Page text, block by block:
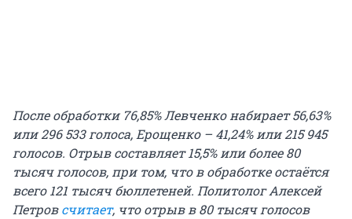
После обработки 76,85% Левченко набирает 56,63%
или 296 533 голоса, Ерощенко – 41,24% или 215 945
голосов. Отрыв составляет 15,5% или более 80
тысяч голосов, при том, что в обработке остаётся
всего 121 тысяч бюллетеней. Политолог Алексей
Петровсчитает, что отрыв в 80 тысяч голосов